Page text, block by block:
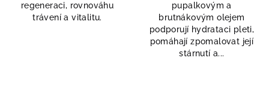
regeneraci, rovnováhu
trávení a vitalitu.
pupalkovým a
brutnákovým olejem
podporují hydrataci pleti,
pomáhají zpomalovat její
stárnutí a...